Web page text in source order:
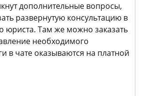
дополнительные вопросы,
развернутую консультацию в
юриста. Там же можно заказать
необходимого
в чате оказываются на платной